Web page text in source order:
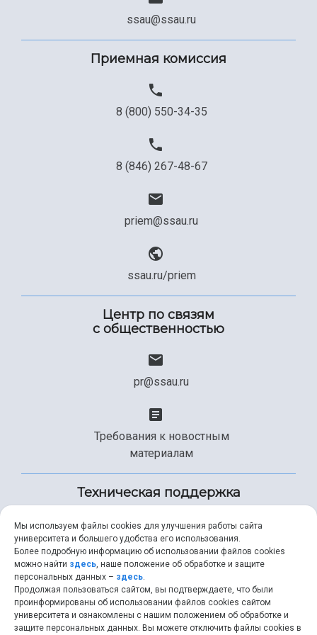
Сведения об образовательной организации
Официальные документы
ssau@ssau.ru
Приемная комиссия
8 (800) 550-34-35
8 (846) 267-48-67
priem@ssau.ru
ssau.ru/priem
Центр по связям
с общественностью
pr@ssau.ru
Требования к новостным
материалам
Техническая поддержка
+7 (846) 267-49-99
help@ssau.ru
Мы используем файлы cookies для улучшения работы сайта
университета и большего удобства его использования.
Более подробную информацию об использовании файлов cookies
можно найти здесь, наше положение об обработке и защите
персональных данных – здесь.
Продолжая пользоваться сайтом, вы подтверждаете, что были
проинформированы об использовании файлов cookies сайтом
университета и ознакомлены с нашим положением об обработке и
защите персональных данных. Вы можете отключить файлы cookies в